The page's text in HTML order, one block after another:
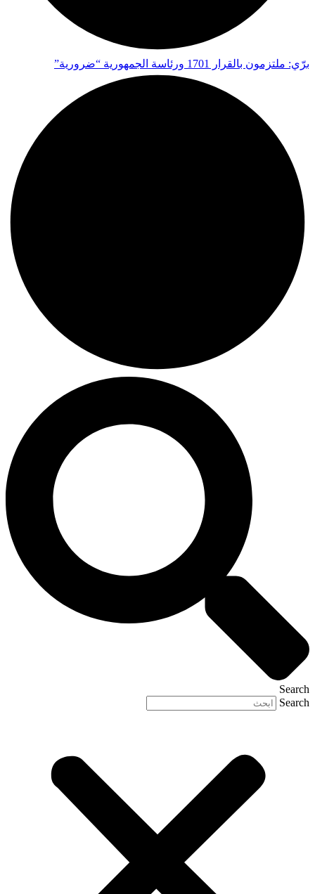
برّي: ملتزمون بالقرار 1701 ورئاسة الجمهورية “ضرورية”
Search
Search